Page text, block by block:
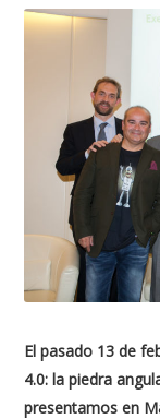
El pasado 13 de
4.0: la piedra
presentamos en